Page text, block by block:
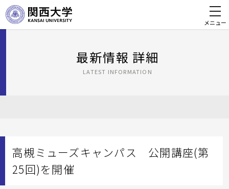
メニュー
最新情報 詳細
LATEST INFORMATION
高槻ミューズキャンパス 公開講座(第
25回)を開催